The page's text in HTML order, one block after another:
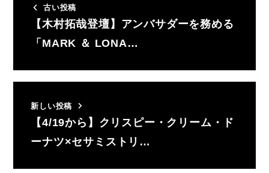
古い投稿
【木村拓哉登壇】アンバサダーを務める
「MARK ＆ LONA…
新しい投稿
【4/19から】クリスピー・クリーム・ド
ーナツ×セサミストリ…